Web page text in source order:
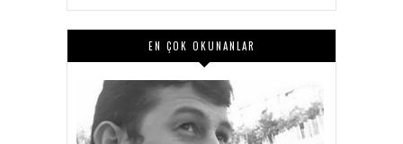
EN ÇOK OKUNANLAR